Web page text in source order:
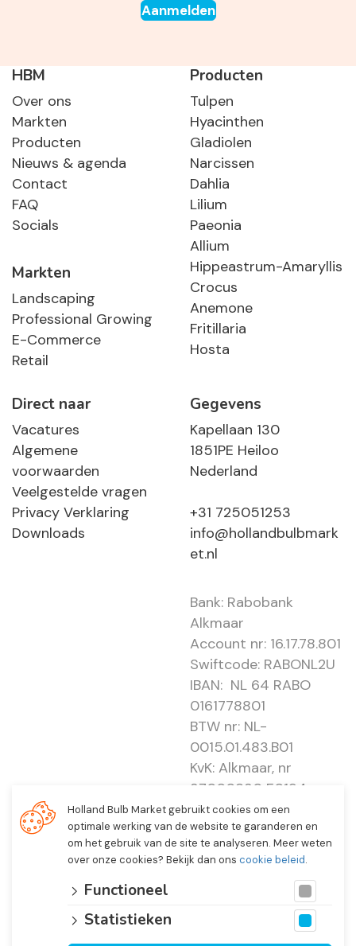
Aanmelden
HBM
Over ons
Markten
Producten
Nieuws & agenda
Contact
FAQ
Socials
Markten
Landscaping
Professional Growing
E-Commerce
Retail
Producten
Tulpen
Hyacinthen
Gladiolen
Narcissen
Dahlia
Lilium
Paeonia
Allium
Hippeastrum-Amaryllis
Crocus
Anemone
Fritillaria
Hosta
Direct naar
Vacatures
Algemene
voorwaarden
Veelgestelde vragen
Privacy Verklaring
Downloads
Gegevens
Kapellaan 130
1851PE Heiloo
Nederland
+31 725051253
info@hollandbulbmark
et.nl
Bank: Rabobank
Alkmaar
Account nr: 16.17.78.801
Swiftcode: RABONL2U
IBAN: NL 64 RABO
0161778801
BTW nr: NL-
0015.01.483.B01
KvK: Alkmaar, nr
37000830 E0194 -
EBO 505
Holland Bulb Market gebruikt cookies om een
optimale werking van de website te garanderen en
om het gebruik van de site te analyseren. Meer weten
over onze cookies? Bekijk dan ons cookie beleid.
Functioneel
Statistieken